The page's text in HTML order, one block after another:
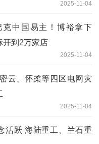
2025-11-04
中国易主！博裕拿下
开到2万家店
2025-11-04
云、怀柔等四区电网灾
2025-11-04
活跃 海陆重工、兰石重